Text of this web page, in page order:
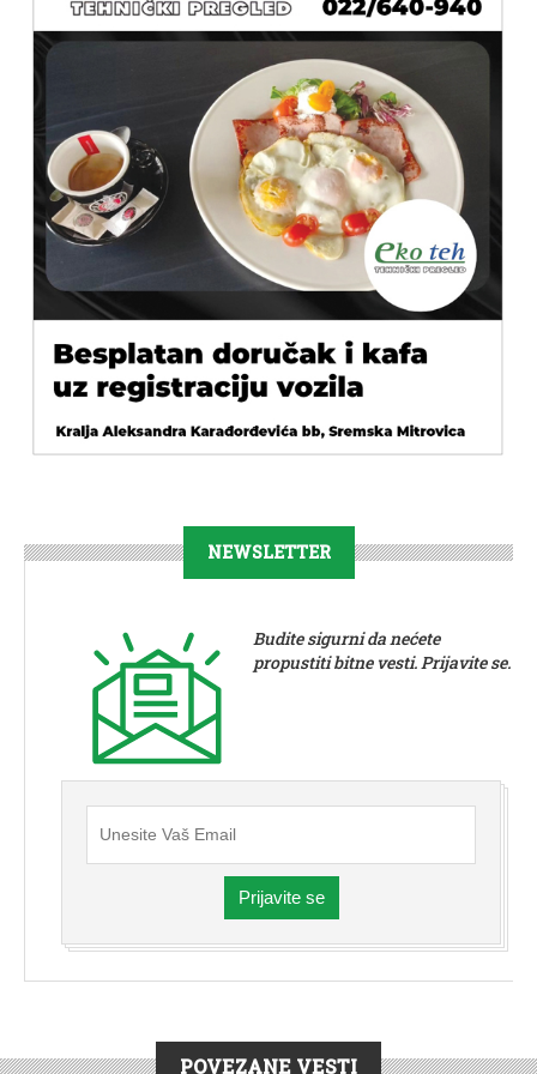
NEWSLETTER
Budite sigurni da nećete
propustiti bitne vesti. Prijavite se.
Prijavite se
POVEZANE VESTI
VESTI|RUMA